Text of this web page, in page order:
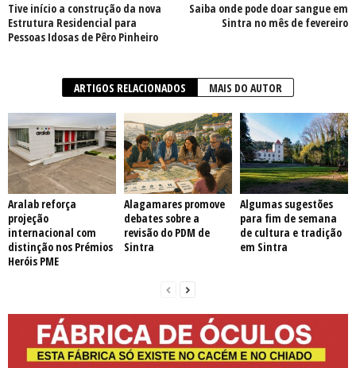
Tive início a construção da nova
Estrutura Residencial para
Pessoas Idosas de Pêro Pinheiro
Saiba onde pode doar sangue em
Sintra no mês de fevereiro
ARTIGOS RELACIONADOS MAIS DO AUTOR
Aralab reforça
projeção
internacional com
distinção nos Prémios
Heróis PME
Alagamares promove
debates sobre a
revisão do PDM de
Sintra
Algumas sugestões
para fim de semana
de cultura e tradição
em Sintra